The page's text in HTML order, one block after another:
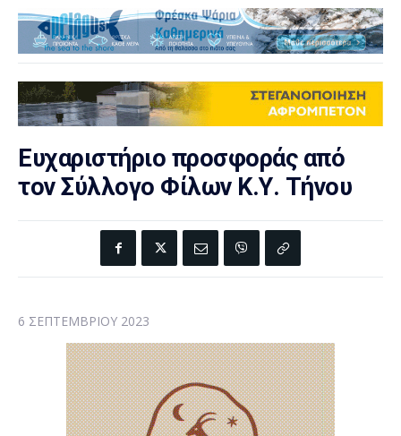
Ευχαριστήριο προσφοράς από
τον Σύλλογο Φίλων Κ.Υ. Τήνου
6 ΣΕΠΤΕΜΒΡΊΟΥ 2023